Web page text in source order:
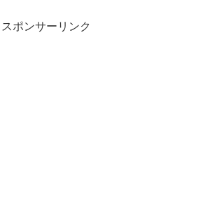
スポンサーリンク